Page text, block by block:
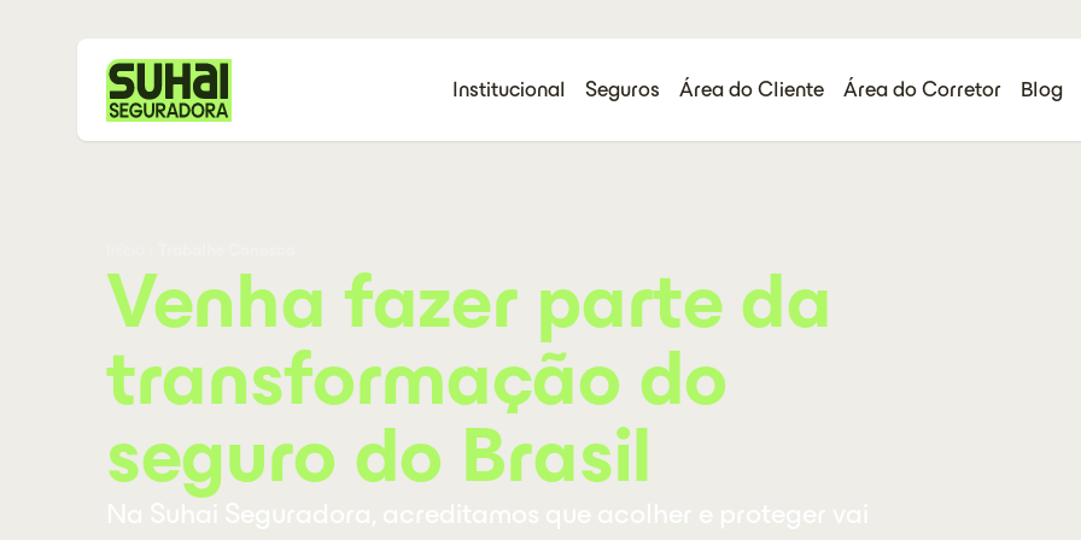
Institucional Seguros Área do Cliente Área do Corretor Blog
Venha fazer parte da
transformação do
seguro do Brasil